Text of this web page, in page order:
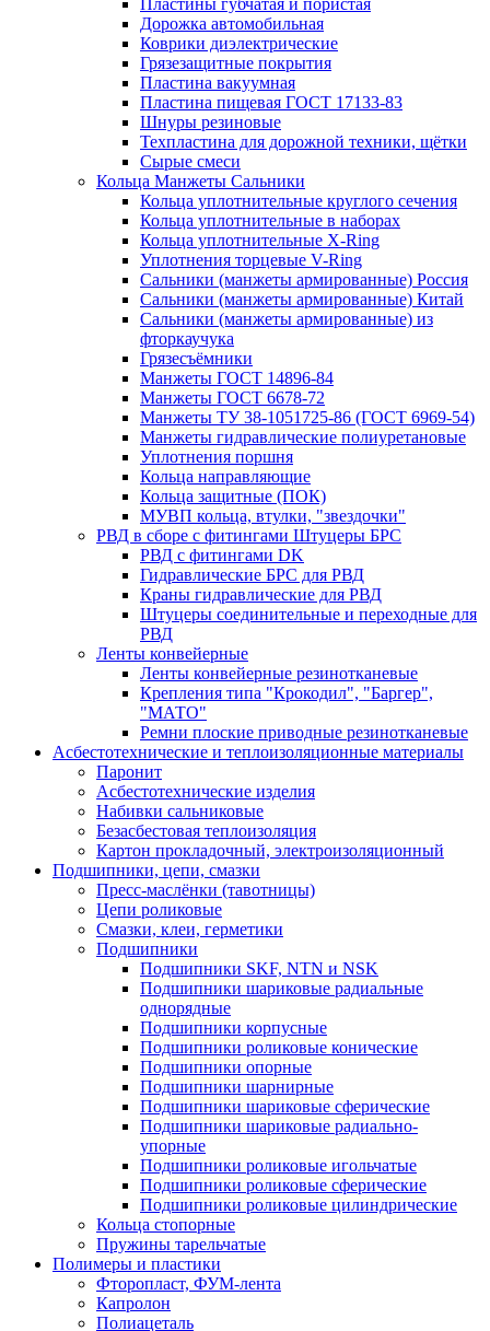
Пластины губчатая и пористая
Дорожка автомобильная
Коврики диэлектрические
Грязезащитные покрытия
Пластина вакуумная
Пластина пищевая ГОСТ 17133-83
Шнуры резиновые
Техпластина для дорожной техники, щётки
Сырые смеси
Кольца Манжеты Сальники
Кольца уплотнительные круглого сечения
Кольца уплотнительные в наборах
Кольца уплотнительные Х-Ring
Уплотнения торцевые V-Ring
Сальники (манжеты армированные) Россия
Сальники (манжеты армированные) Китай
Сальники (манжеты армированные) из
фторкаучука
Грязесъёмники
Манжеты ГОСТ 14896-84
Манжеты ГОСТ 6678-72
Манжеты ТУ 38-1051725-86 (ГОСТ 6969-54)
Манжеты гидравлические полиуретановые
Уплотнения поршня
Кольца направляющие
Кольца защитные (ПОК)
МУВП кольца, втулки, "звездочки"
РВД в сборе с фитингами Штуцеры БРС
РВД с фитингами DK
Гидравлические БРС для РВД
Краны гидравлические для РВД
Штуцеры соединительные и переходные для
РВД
Ленты конвейерные
Ленты конвейерные резинотканевые
Крепления типа "Крокодил", "Баргер",
"МАТО"
Ремни плоские приводные резинотканевые
Асбестотехнические и теплоизоляционные материалы
Паронит
Асбестотехнические изделия
Набивки сальниковые
Безасбестовая теплоизоляция
Картон прокладочный, электроизоляционный
Подшипники, цепи, смазки
Пресс-маслёнки (тавотницы)
Цепи роликовые
Смазки, клеи, герметики
Подшипники
Подшипники SKF, NTN и NSK
Подшипники шариковые радиальные
однорядные
Подшипники корпусные
Подшипники роликовые конические
Подшипники опорные
Подшипники шарнирные
Подшипники шариковые сферические
Подшипники шариковые радиально-
упорные
Подшипники роликовые игольчатые
Подшипники роликовые сферические
Подшипники роликовые цилиндрические
Кольца стопорные
Пружины тарельчатые
Полимеры и пластики
Фторопласт, ФУМ-лента
Капролон
Полиацеталь